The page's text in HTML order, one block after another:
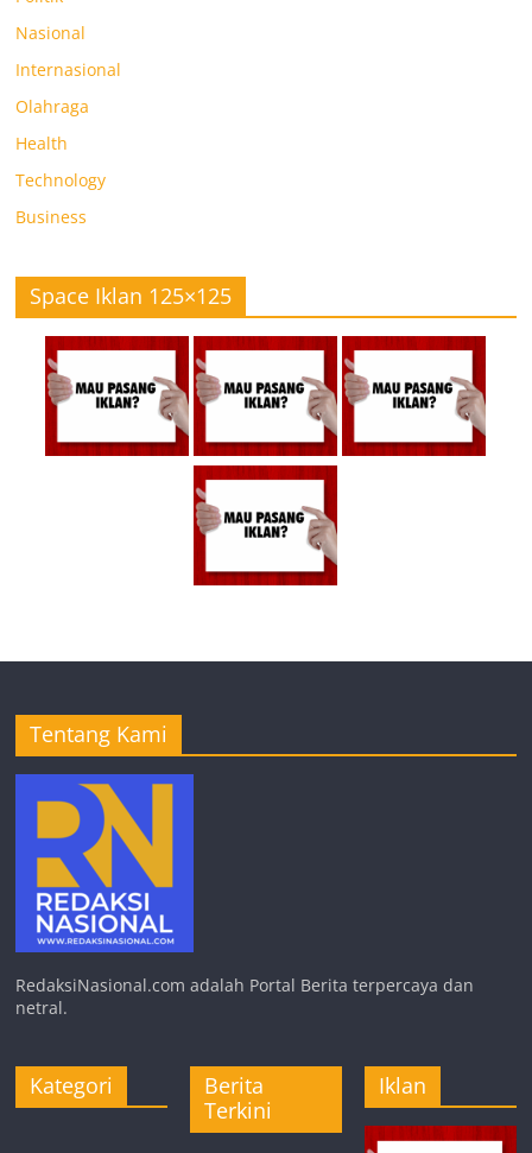
Nasional
Internasional
Olahraga
Health
Technology
Business
Space Iklan 125×125
Tentang Kami
RedaksiNasional.com adalah Portal Berita terpercaya dan
netral.
Kategori
Berita
Terkini
Iklan